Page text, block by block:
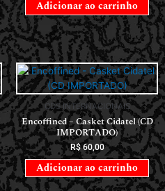
Adicionar ao carrinho
CDS INTERNACIONAIS
Encoffined – Casket Cidatel (CD
IMPORTADO)
R$60,00
Adicionar ao carrinho